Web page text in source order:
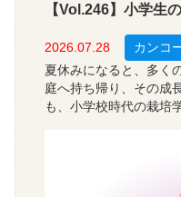
【Vol.246】小学生
2026.07.28
カンコ
夏休みになると、多く
庭へ持ち帰り、その成
も、小学校時代の栽培
ような栽培学習が行わ
全国の小学校の教員５